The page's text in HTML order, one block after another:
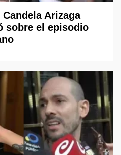
Arizaga
sobre el episodio